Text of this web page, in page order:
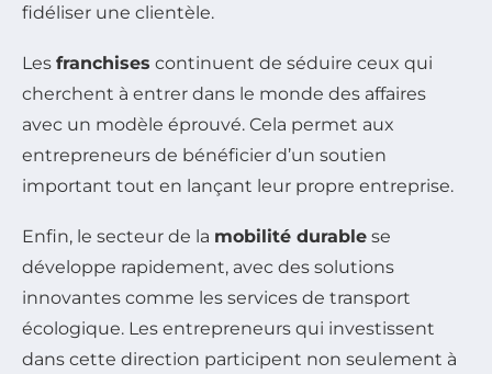
fidéliser une clientèle.
Les franchises continuent de séduire ceux qui
cherchent à entrer dans le monde des affaires
avec un modèle éprouvé. Cela permet aux
entrepreneurs de bénéficier d’un soutien
important tout en lançant leur propre entreprise.
Enfin, le secteur de la mobilité durable se
développe rapidement, avec des solutions
innovantes comme les services de transport
écologique. Les entrepreneurs qui investissent
dans cette direction participent non seulement à